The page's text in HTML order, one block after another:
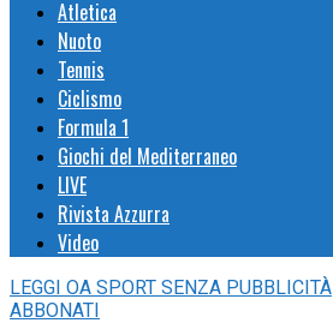
Atletica
Nuoto
Tennis
Ciclismo
Formula 1
Giochi del Mediterraneo
LIVE
Rivista Azzurra
Video
LEGGI OA SPORT SENZA PUBBLICITÀ
ABBONATI